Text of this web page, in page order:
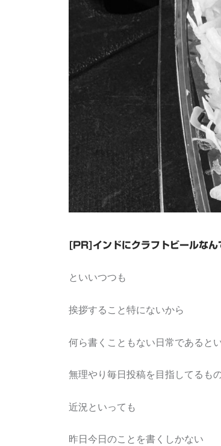
[PR]インドにクラフトビールな
といいつつも
挨拶すること特にないから
何ら書くこともない日常であると
無理やり毎日投稿を目指してるも
近況といっても
昨日今日のことを書くしかない